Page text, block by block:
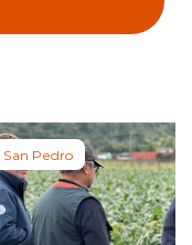
San Pedro